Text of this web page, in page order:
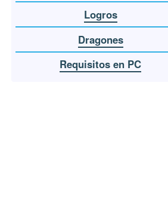
Logros
Dragones
Requisitos en PC